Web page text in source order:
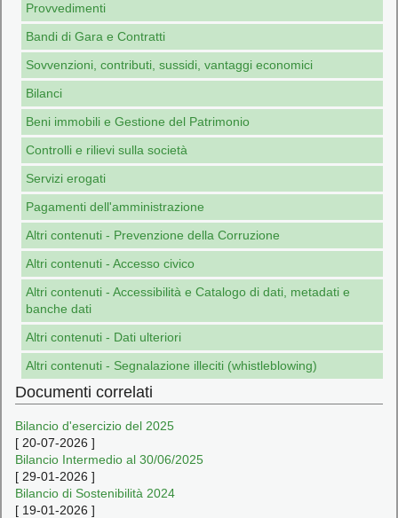
Provvedimenti
Bandi di Gara e Contratti
Sovvenzioni, contributi, sussidi, vantaggi economici
Bilanci
Beni immobili e Gestione del Patrimonio
Controlli e rilievi sulla società
Servizi erogati
Pagamenti dell'amministrazione
Altri contenuti - Prevenzione della Corruzione
Altri contenuti - Accesso civico
Altri contenuti - Accessibilità e Catalogo di dati, metadati e
banche dati
Altri contenuti - Dati ulteriori
Altri contenuti - Segnalazione illeciti (whistleblowing)
Documenti correlati
Bilancio d'esercizio del 2025
[ 20-07-2026 ]
Bilancio Intermedio al 30/06/2025
[ 29-01-2026 ]
Bilancio di Sostenibilità 2024
[ 19-01-2026 ]